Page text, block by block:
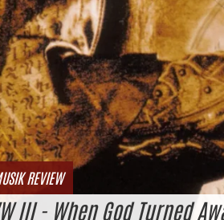
REVIEW
III - When God Turned